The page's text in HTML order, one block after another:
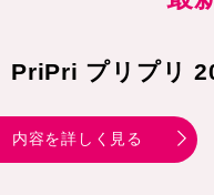
PriPri プリプリ
内容を詳しく見る